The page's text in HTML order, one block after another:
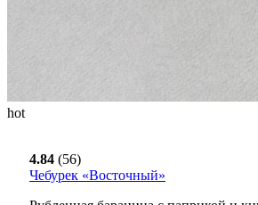
hot
4.84 (56)
Чебурек «Восточный»